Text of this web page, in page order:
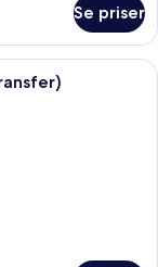
Se priser